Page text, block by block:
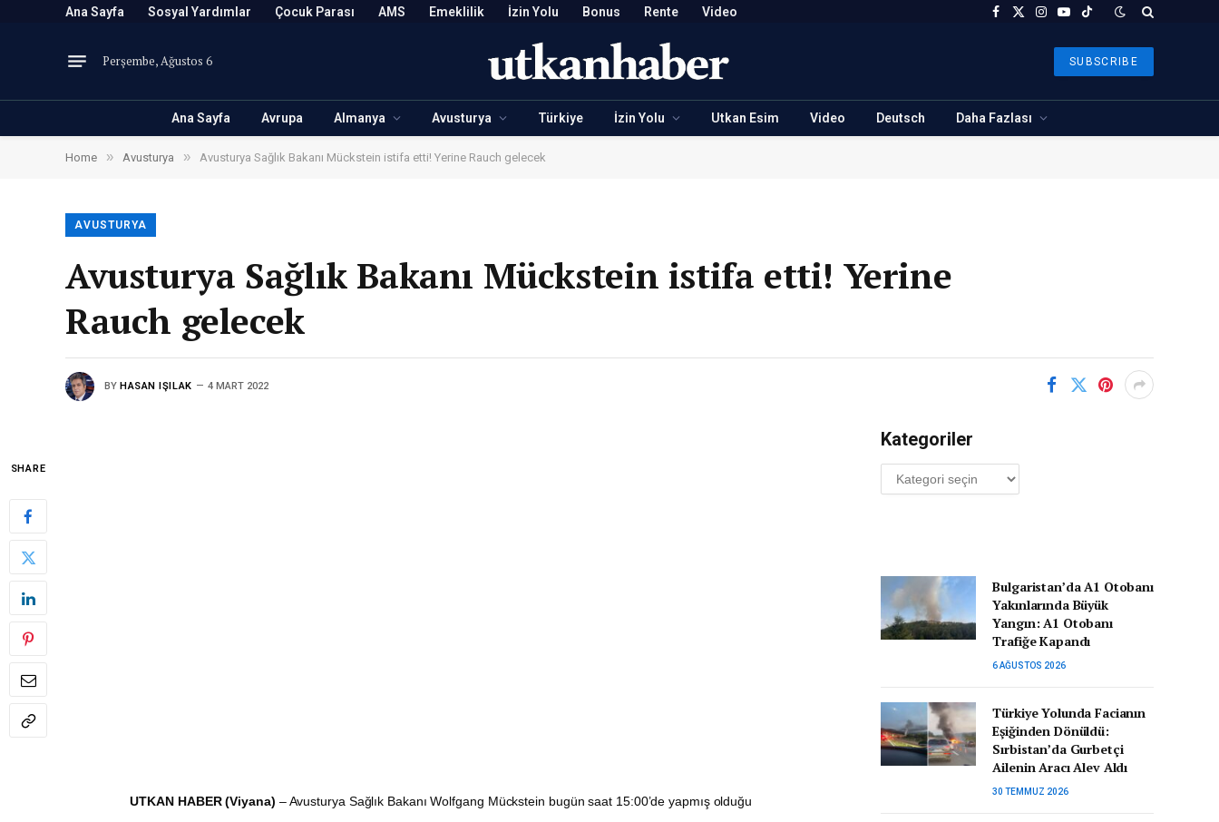
Ana Sayfa Sosyal Yardımlar Çocuk Parası AMS Emeklilik İzin Yolu Bonus Rente Video Facebook
X
Instagram
YouTubeTikTok
Perşembe, Ağustos 6 SUBSCRIBE
Ana Sayfa Avrupa Almanya Avusturya Türkiye İzin Yolu Utkan Esim Video Deutsch Daha Fazlası
Home » Avusturya » Avusturya Sağlık Bakanı Mückstein istifa etti! Yerine Rauch gelecek
AVUSTURYA
Avusturya Sağlık Bakanı Mückstein istifa etti! Yerine
Rauch gelecek
BY HASAN IŞILAK 4 MART 2022
SHARE
UTKAN HABER (Viyana) – Avusturya Sağlık Bakanı Wolfgang Mückstein bugün saat 15:00’de yapmış olduğu
Kategoriler
Kategoriler
Bulgaristan’da A1 Otobanı
Yakınlarında Büyük
Yangın: A1 Otobanı
Trafiğe Kapandı
6 AĞUSTOS 2026
Türkiye Yolunda Facianın
Eşiğinden Dönüldü:
Sırbistan’da Gurbetçi
Ailenin Aracı Alev Aldı
30 TEMMUZ 2026